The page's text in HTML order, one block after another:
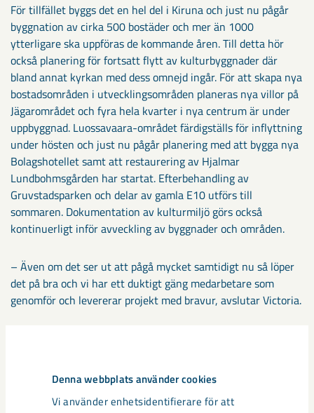
Denna webbplats använder cookies
Vi använder enhetsidentifierare för att
För tillfället byggs det en hel del i Kiruna och just nu pågår
byggnation av cirka 500 bostäder och mer än 1000
ytterligare ska uppföras de kommande åren. Till detta hör
också planering för fortsatt flytt av kulturbyggnader där
bland annat kyrkan med dess omnejd ingår. För att skapa nya
bostadsområden i utvecklingsområden planeras nya villor på
Jägarområdet och fyra hela kvarter i nya centrum är under
uppbyggnad. Luossavaara-området färdigställs för inflyttning
under hösten och just nu pågår planering med att bygga nya
Bolagshotellet samt att restaurering av Hjalmar
Lundbohmsgården har startat. Efterbehandling av
Gruvstadsparken och delar av gamla E10 utförs till
sommaren. Dokumentation av kulturmiljö görs också
kontinuerligt inför avveckling av byggnader och områden.
– Även om det ser ut att pågå mycket samtidigt nu så löper
det på bra och vi har ett duktigt gäng medarbetare som
genomför och levererar projekt med bravur, avslutar Victoria.